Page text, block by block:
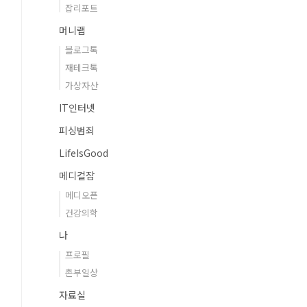
잡리포트
머니랩
블로그톡
재테크톡
가상자산
IT인터넷
피싱범죄
LifeIsGood
메디컬잡
메디오픈
건강의학
나
프로필
촌부일상
자료실